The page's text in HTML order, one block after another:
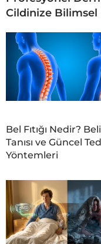
Cildinize Bilimsel
Bel Fıtığı Nedir?
Tanısı ve Güncel
Yöntemleri